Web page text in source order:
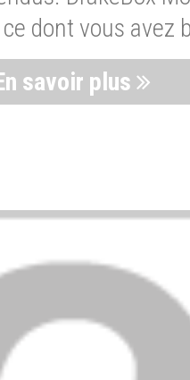
dont vous avez
savoir plus